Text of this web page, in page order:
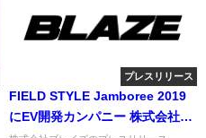
プレスリリース
FIELD STYLE Jamboree 2019
にEV開発カンパニー 株式会社ブ